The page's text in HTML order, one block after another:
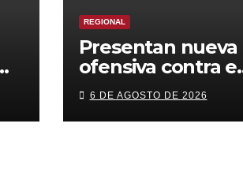
REGIONAL
Presentan nueva
ofensiva contra el
crimen
organizado: más
control territorial,
6 DE AGOSTO DE 2026